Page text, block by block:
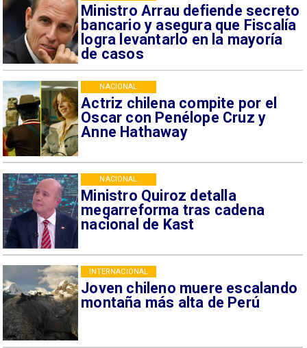
Ministro Arrau defiende secreto
bancario y asegura que Fiscalía
logra levantarlo en la mayoría
de casos
Actriz chilena compite por el
Oscar con Penélope Cruz y
Anne Hathaway
NACIONAL
Ministro Quiroz detalla
megarreforma tras cadena
nacional de Kast
NACIONAL
Joven chileno muere escalando
montaña más alta de Perú
INTERNACIONAL